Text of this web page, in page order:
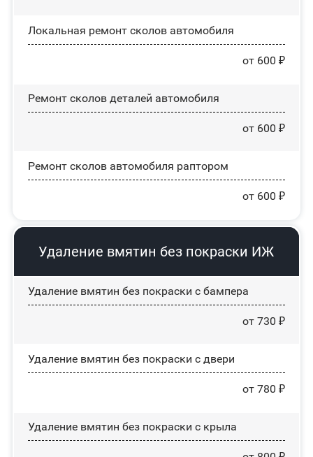
Локальная ремонт сколов автомобиля
от 600 ₽
Ремонт сколов деталей автомобиля
от 600 ₽
Ремонт сколов автомобиля раптором
от 600 ₽
Удаление вмятин без покраски ИЖ
Удаление вмятин без покраски с бампера
от 730 ₽
Удаление вмятин без покраски с двери
от 780 ₽
Удаление вмятин без покраски с крыла